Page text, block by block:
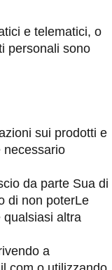
e telematici, o
personali sono
sui prodotti e
necessario
da parte Sua di
di non poterLe
qualsiasi altra
a